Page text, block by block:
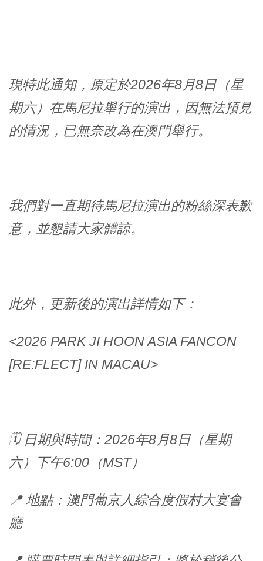
現特此通知，原定於2026年8月8日（星
期六）在馬尼拉舉行的演出，因無法預見
的情況，已無奈改為在澳門舉行。
我們對一直期待馬尼拉演出的粉絲深表歉
意，並懇請大家體諒。
此外，更新後的演出詳情如下：
<2026 PARK JI HOON ASIA FANCON
[RE:FLECT] IN MACAU>
🗓️ 日期與時間：2026年8月8日（星期
六）下午6:00（MST）
📍 地點：澳門葡京人綜合度假村大宴會
廳